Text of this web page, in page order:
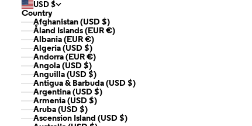
USD $
Country
Afghanistan (USD $)
Åland Islands (EUR €)
Albania (EUR €)
Algeria (USD $)
Andorra (EUR €)
Angola (USD $)
Anguilla (USD $)
Antigua & Barbuda (USD $)
Argentina (USD $)
Armenia (USD $)
Aruba (USD $)
Ascension Island (USD $)